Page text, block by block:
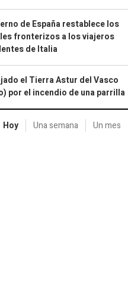
de España restablece los
fronterizos a los viajeros
de Italia
el Tierra Astur del Vasco
por el incendio de una parrilla
Hoy Una semana Un mes